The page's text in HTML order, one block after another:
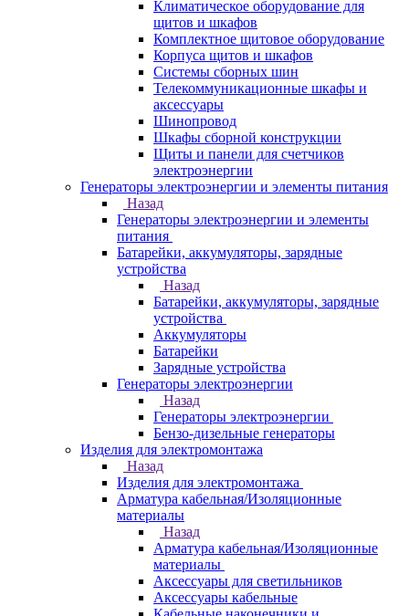
Климатическое оборудование для
щитов и шкафов
Комплектное щитовое оборудование
Корпуса щитов и шкафов
Системы сборных шин
Телекоммуникационные шкафы и
аксессуары
Шинопровод
Шкафы сборной конструкции
Щиты и панели для счетчиков
электроэнергии
Генераторы электроэнергии и элементы питания
Назад
Генераторы электроэнергии и элементы
питания
Батарейки, аккумуляторы, зарядные
устройства
Назад
Батарейки, аккумуляторы, зарядные
устройства
Аккумуляторы
Батарейки
Зарядные устройства
Генераторы электроэнергии
Назад
Генераторы электроэнергии
Бензо-дизельные генераторы
Изделия для электромонтажа
Назад
Изделия для электромонтажа
Арматура кабельная/Изоляционные
материалы
Назад
Арматура кабельная/Изоляционные
материалы
Аксессуары для светильников
Аксессуары кабельные